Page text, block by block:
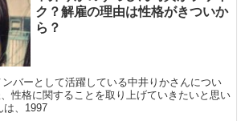
ク？解雇の理由は性格がきついか
ら？
バーとして活躍している中井りかさんについ
性格に関することを取り上げていきたいと思い
は、1997